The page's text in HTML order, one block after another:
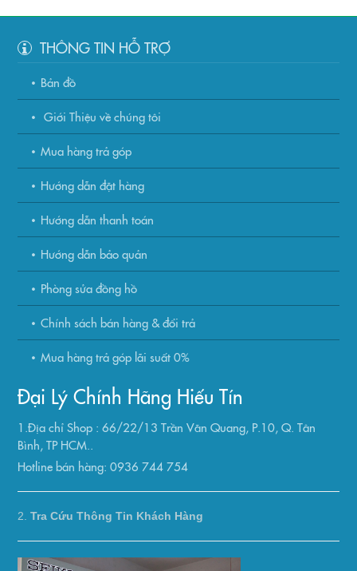
THÔNG TIN HỖ TRỢ
Bản đồ
Giới Thiệu về chúng tôi
Mua hàng trả góp
Hướng dẫn đặt hàng
Hướng dẫn thanh toán
Hướng dẫn bảo quản
Phòng sửa đồng hồ
Chính sách bán hàng & đổi trả
Mua hàng trả góp lãi suất 0%
Đại Lý Chính Hãng Hiếu Tín
1.Địa chỉ Shop : 66/22/13 Trần Văn Quang, P.10, Q. Tân
Bình, TP HCM..
Hotline bán hàng: 0936 744 754
2.Tra Cứu Thông Tin Khách Hàng